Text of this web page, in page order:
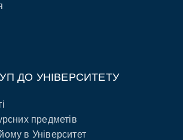
ДО УНІВЕРСИТЕТУ
предметів
в Університет